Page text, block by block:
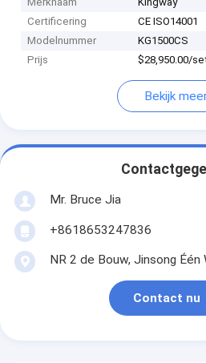
Certificering
CE ISO14001
Modelnummer
KG1500CS
Prijs
$28,950.00/
Bekijk
Mr. Bruce Jia
+8618653247836
NR 2 de Bouw, Jinsong Één
Contact nu